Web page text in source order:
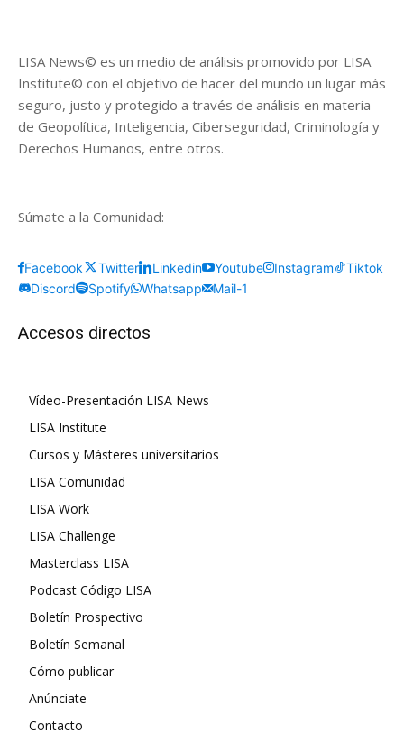
LISA News© es un medio de análisis promovido por LISA
Institute© con el objetivo de hacer del mundo un lugar más
seguro, justo y protegido a través de análisis en materia
de Geopolítica, Inteligencia, Ciberseguridad, Criminología y
Derechos Humanos, entre otros.
Súmate a la Comunidad:
Facebook Twitter Linkedin Youtube Instagram
Tiktok
Discord
Spotify Whatsapp Mail-1
Accesos directos
Vídeo-Presentación LISA News
LISA Institute
Cursos y Másteres universitarios
LISA Comunidad
LISA Work
LISA Challenge
Masterclass LISA
Podcast Código LISA
Boletín Prospectivo
Boletín Semanal
Cómo publicar
Anúnciate
Contacto